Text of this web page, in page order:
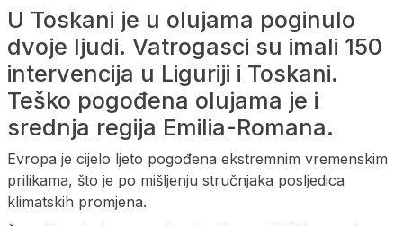
U Toskani je u olujama poginulo
dvoje ljudi. Vatrogasci su imali 150
intervencija u Liguriji i Toskani.
Teško pogođena olujama je i
srednja regija Emilia-Romana.
Evropa je cijelo ljeto pogođena ekstremnim vremenskim
prilikama, što je po mišljenju stručnjaka posljedica
klimatskih promjena.